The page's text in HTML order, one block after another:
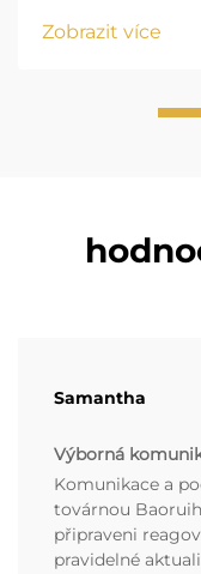
w...
Zobrazit více
Samantha
Výborná
Komunikace a
továrnou
připraveni
pravidelné